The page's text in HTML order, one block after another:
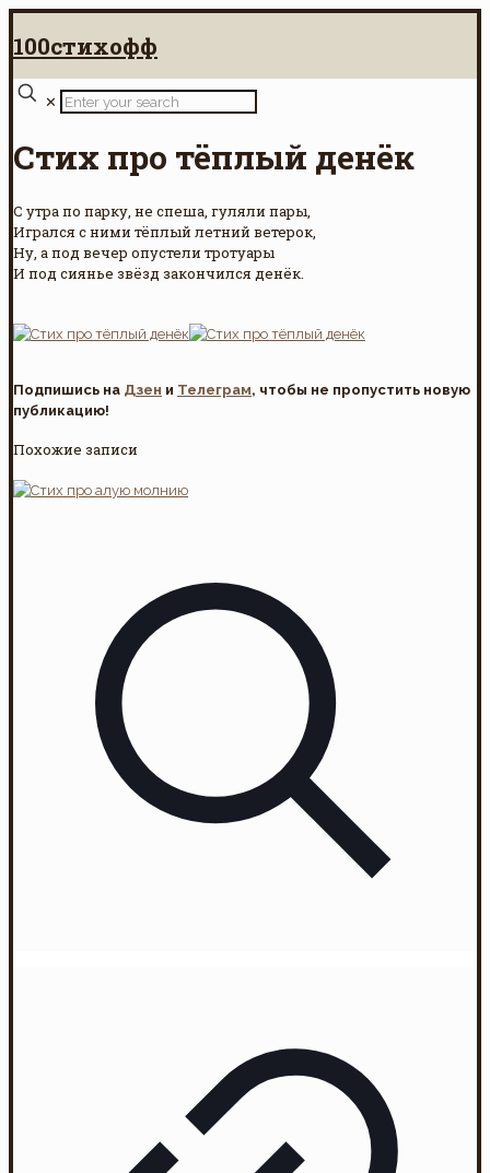
100стихофф
✕
Стих про тёплый денёк
С утра по парку, не спеша, гуляли пары,
Игрался с ними тёплый летний ветерок,
Ну, а под вечер опустели тротуары
И под сиянье звёзд закончился денёк.
Подпишись на Дзен и Телеграм, чтобы не пропустить новую
публикацию!
Похожие записи